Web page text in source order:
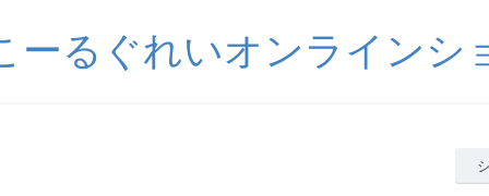
ーるぐれいオンラインシ